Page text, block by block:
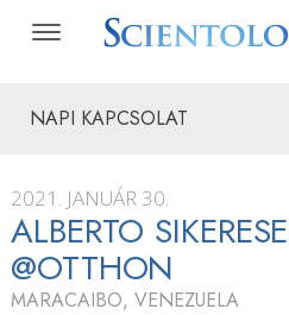
NAPI KAPCSOLAT
2021. JANUÁR 30.
ALBERTO
@OTTHON
MARACAIBO, VENEZUELA